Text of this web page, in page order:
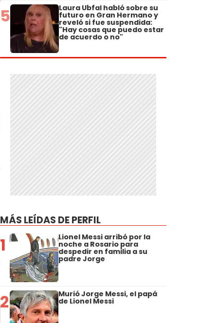
5 Laura Ubfal habló sobre su
futuro en Gran Hermano y
reveló si fue suspendida:
"Hay cosas que puedo estar
de acuerdo o no"
MÁS LEÍDAS DE PERFIL
1 Lionel Messi arribó por la
noche a Rosario para
despedir en familia a su
padre Jorge
2 Murió Jorge Messi, el papá
de Lionel Messi